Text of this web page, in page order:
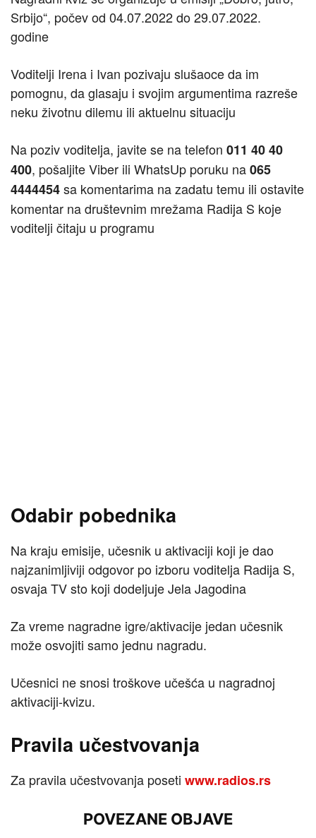
Srbijo“, počev od 04.07.2022 do 29.07.2022.
godine
Voditelji Irena i Ivan pozivaju slušaoce da im
pomognu, da glasaju i svojim argumentima razreše
neku životnu dilemu ili aktuelnu situaciju
Na poziv voditelja, javite se na telefon 011 40 40
400, pošaljite Viber ili WhatsUp poruku na065
4444454sa komentarima na zadatu temu ili ostavite
komentar na društevnim mrežama Radija S koje
voditelji čitaju u programu
Odabir pobednika
Na kraju emisije, učesnik u aktivaciji koji je dao
najzanimljiviji odgovor po izboru voditelja Radija S,
osvaja TV sto koji dodeljuje Jela Jagodina
Za vreme nagradne igre/aktivacije jedan učesnik
može osvojiti samo jednu nagradu.
Učesnici ne snosi troškove učešća u nagradnoj
aktivaciji-kvizu.
Pravila učestvovanja
Za pravila učestvovanja poseti www.radios.rs
POVEZANE OBJAVE